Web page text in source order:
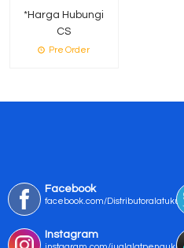
*Harga Hubungi
CS
Pre Order
Facebook
facebook.com/Distributoralatukur
Instagram